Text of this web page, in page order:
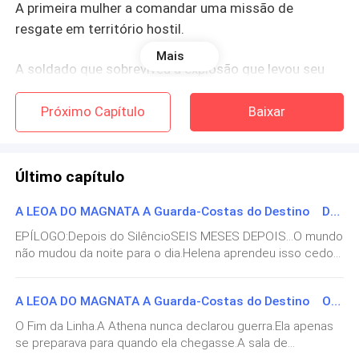
A primeira mulher a comandar uma missão de
resgate em território hostil.
A soldado que sobreviveu à explosão que levou seu
marido e parte da tropa. A viúva de guerra que voltou
grávida e criou o filho sozinha, sem alarde, sem
fraqueza.
“Diretoria. Sala três”
Disse a recepcionista, sem precisar perguntar seu
nome.
seguiu em frente.
As paredes da sede estavam decoradas com fotos
de mulheres em ação: missões, treinamentos e
Mais
Próximo Capítulo Baixar
Último capítulo
A LEOA DO MAGNATA A Guarda-Costas do Destino DEPOIS DO SILÊNCIO
EPÍLOGO:Depois do SilêncioSEIS MESES DEPOIS…O mundo
não mudou da noite para o dia.Helena aprendeu isso cedo
gravados em relatórios de mortos, não desfez as cicatrizes
invisíveis que cada agente carregava no corpo e na
memória. Mas algo havia mudado, e isso era suficiente para
recomeçar.O prédio da Athena parecia diferente naquela
A LEOA DO MAGNATA A Guarda-Costas do Destino O FIM DA LINHA
O Fim da Linha.A Athena nunca declarou guerra.Ela apenas
se preparava para quando ela chegasse.A sala de